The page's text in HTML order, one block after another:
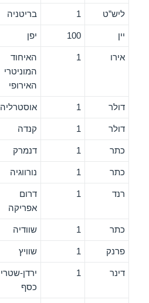
ליש”ט 1 בריטניה
יין 100 יפן
אירו 1
האיחוד
המוניטרי
האירופי
דולר 1 אוסטרליה
דולר 1 קנדה
כתר 1 דנמרק
כתר 1 נורווגיה
רנד 1
דרום
אפריקה
כתר 1 שוודיה
פרנק 1 שוויץ
דינר 1
ירדן-שטרי
כסף